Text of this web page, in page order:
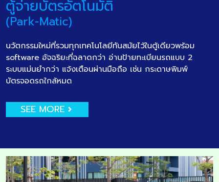
ตู้จ่ายบัตรอัตโนมัติ
(Park-Matic)
นวัตกรรมใหม่ที่รวมทุกเทคโนโลยีทันสมัยไว้ในตู้เดียวพร้อม
software อัจฉริยะที่ฉลาดกว่า อ่านป้ายทะเบียนรถแบบ 2
ระบบแม่นยำกว่า แจ้งเตือนผ่านมือถือ เช่น กระดาษพิมพ์
บัตรจอดรถใกล้หมด
SEE MORE